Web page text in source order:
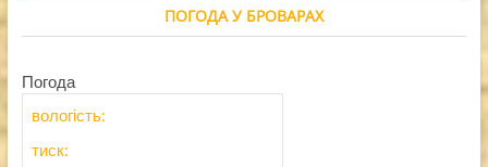
ПОГОДА У БРОВАРАХ
Погода
вологість:
тиск: